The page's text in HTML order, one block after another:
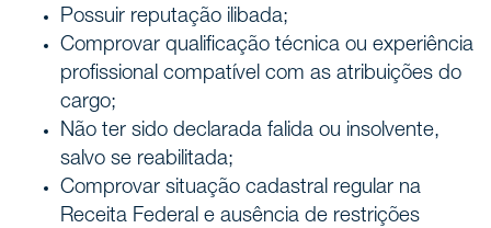
Possuir reputação ilibada;
Comprovar qualificação técnica ou experiência
profissional compatível com as atribuições do
cargo;
Não ter sido declarada falida ou insolvente,
salvo se reabilitada;
Comprovar situação cadastral regular na
Receita Federal e ausência de restrições